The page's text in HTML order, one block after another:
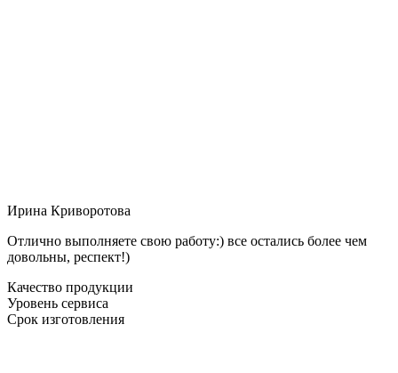
Ирина Криворотова
Отлично выполняете свою работу:) все остались более чем
довольны, респект!)
Качество продукции
Уровень сервиса
Срок изготовления